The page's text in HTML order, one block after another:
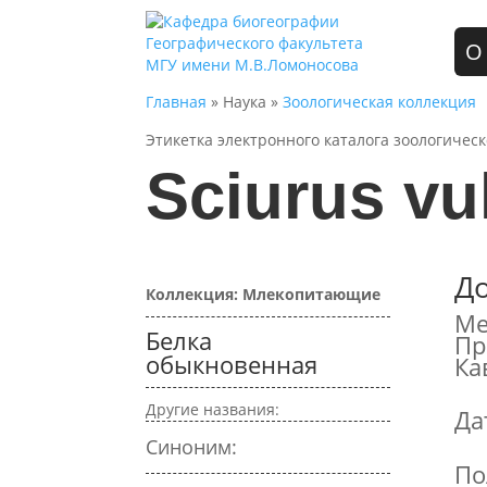
О
Главная » Наука »Зоологическая коллекция
Этикетка электронного каталога
Sciurus
Коллекция: Млекопитающие
Белка
обыкновенная
Другие названия:
Синоним: